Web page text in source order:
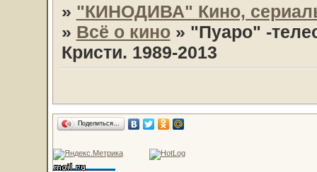
» "КИНОДИВА" Кино,
» Всё о кино » "Пуаро" -
Кристи. 1989-2013
Поделиться…